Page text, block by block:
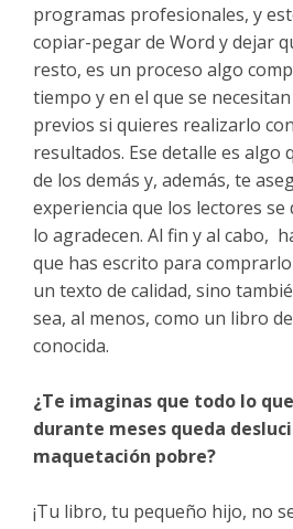
programas profesionales, y
copiar-pegar de Word y dejar
resto, es un proceso algo
tiempo y en el que se
previos si quieres realizarlo
resultados. Ese detalle es algo
de los demás y, además, te
experiencia que los lectores se
lo agradecen. Al fin y al cabo,
que has escrito para
un texto de calidad, sino
sea, al menos, como un libro
conocida.
¿Te imaginas que todo lo
durante meses queda
maquetación pobre?
¡Tu libro, tu pequeño hijo, no